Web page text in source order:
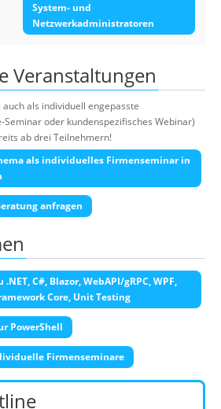
System- und
Netzwerkadministratoren
Veranstaltungen
als individuell engepasste
Seminar oder kundenspezifisches Webinar)
ab drei Teilnehmern!
als individuelles Firmenseminar in
anfragen
C#, Blazor, WebAPI/gRPC, WPF,
Core, Unit Testing
PowerShell
Firmenseminare